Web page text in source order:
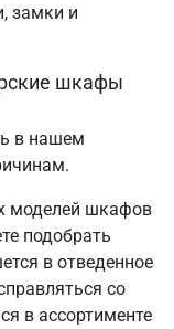
замки и
шкафы
в нашем
моделей шкафов
подобрать
в отведенное
со
в ассортименте